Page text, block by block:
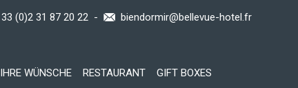
biendormir@bellevue-hotel.fr
33 (0)2 31 87 20 22 -
IHRE WÜNSCHE RESTAURANT GIFT BOXES